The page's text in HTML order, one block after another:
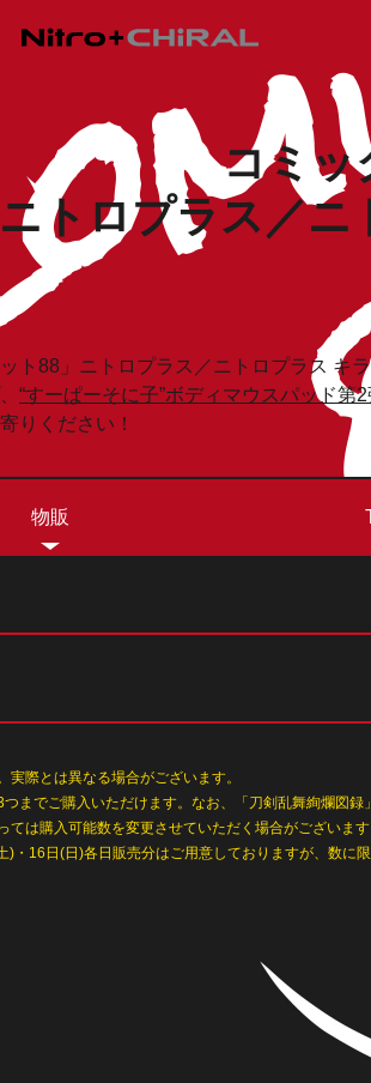
コミッ
ニトロプラス／ニ
ット88」ニトロプラス／ニトロプラス キ
、 “すーぱーそに子”ボディマウスパッド第
りください！
物販
実際とは異なる場合がございます。
までご購入いただけます。なお、「刀剣乱舞絢爛図
ては購入可能数を変更させていただく場合がございま
)・16日(日)各日販売分はご用意しておりますが、数に